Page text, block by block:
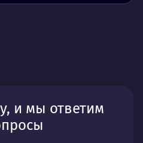
и мы ответим